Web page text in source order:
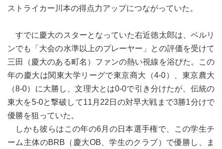
ストライカー川本の得点力アップにつながっていた。
すでに慶大のスターとなっていた右近徳太郎は、ベルリ
ンでも「大会の水準以上のプレーヤー」との評価を受けて
三田（慶大のある町名）ファンの熱い視線を浴びた。この
年の慶大は関東大学リーグで東京商大（4-0）、東京農大
（8-0）に大勝し、文理大とは0-0で引き分けたが、伝統の
東大を5-0と撃破して11月22日の対早大戦まで3勝1分けで
優勝を狙っていた。
しかも彼らはこの年の6月の日本選手権で、この学生チ
ーム主体のBRB（慶大OB、学生のクラブ）で優勝し、ま